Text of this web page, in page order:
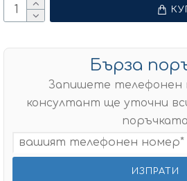
Бърза
Запишете телефонен
консултант ще уточни
поръчката